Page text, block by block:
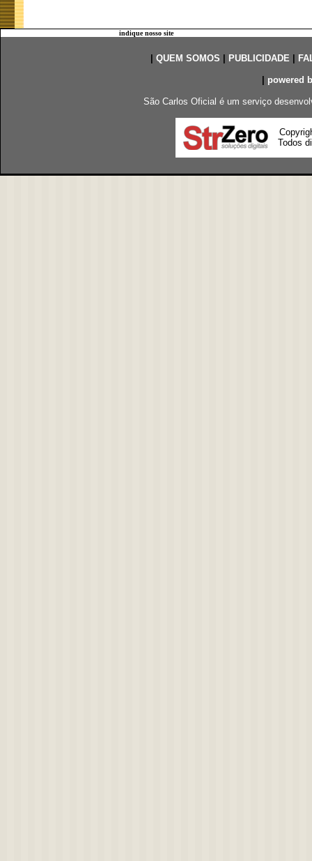
indique nosso site
QUEM SOMOS PUBLICIDADE|
powered
São Carlos Oficial é um serviço
Todos